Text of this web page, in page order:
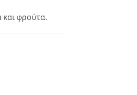
και φρούτα.